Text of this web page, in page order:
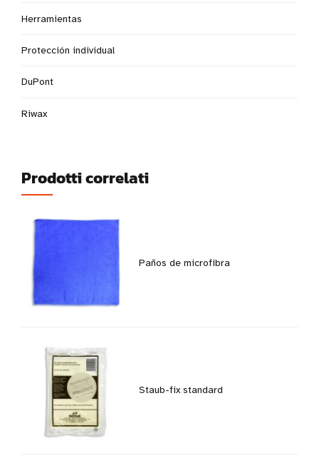
Herramientas
Protección individual
DuPont
Riwax
Prodotti correlati
Paños de microfibra
Staub-fix standard